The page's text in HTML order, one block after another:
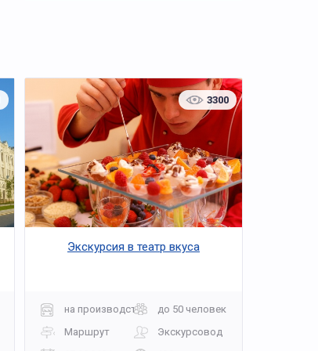
3300
Экскурсия в театр вкуса
на производство
до 50 человек
Маршрут
Экскурсовод